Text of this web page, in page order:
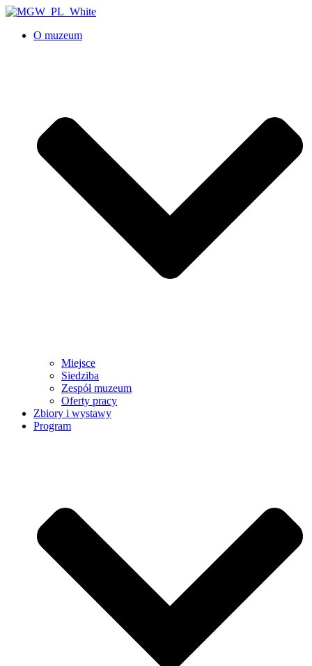
O muzeum
Miejsce
Siedziba
Zespół muzeum
Oferty pracy
Zbiory i wystawy
Program